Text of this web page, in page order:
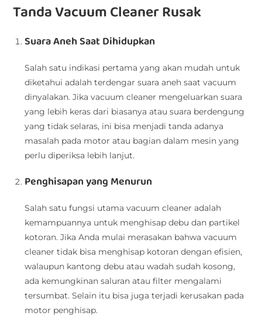
Tanda Vacuum Cleaner Rusak
Suara Aneh Saat Dihidupkan
Salah satu indikasi pertama yang akan mudah untuk
diketahui adalah terdengar suara aneh saat vacuum
dinyalakan. Jika vacuum cleaner mengeluarkan suara
yang lebih keras dari biasanya atau suara berdengung
yang tidak selaras, ini bisa menjadi tanda adanya
masalah pada motor atau bagian dalam mesin yang
perlu diperiksa lebih lanjut.
Penghisapan yang Menurun
Salah satu fungsi utama vacuum cleaner adalah
kemampuannya untuk menghisap debu dan partikel
kotoran. Jika Anda mulai merasakan bahwa vacuum
cleaner tidak bisa menghisap kotoran dengan efisien,
walaupun kantong debu atau wadah sudah kosong,
ada kemungkinan saluran atau filter mengalami
tersumbat. Selain itu bisa juga terjadi kerusakan pada
motor penghisap.